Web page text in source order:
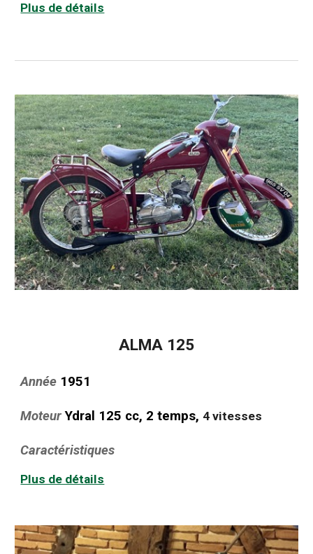
Plus de détails
ALMA 125
Année 1951
MoteurYdral 125 cc, 2 temps, 4 vitesses
Caractéristiques
Plus de détails